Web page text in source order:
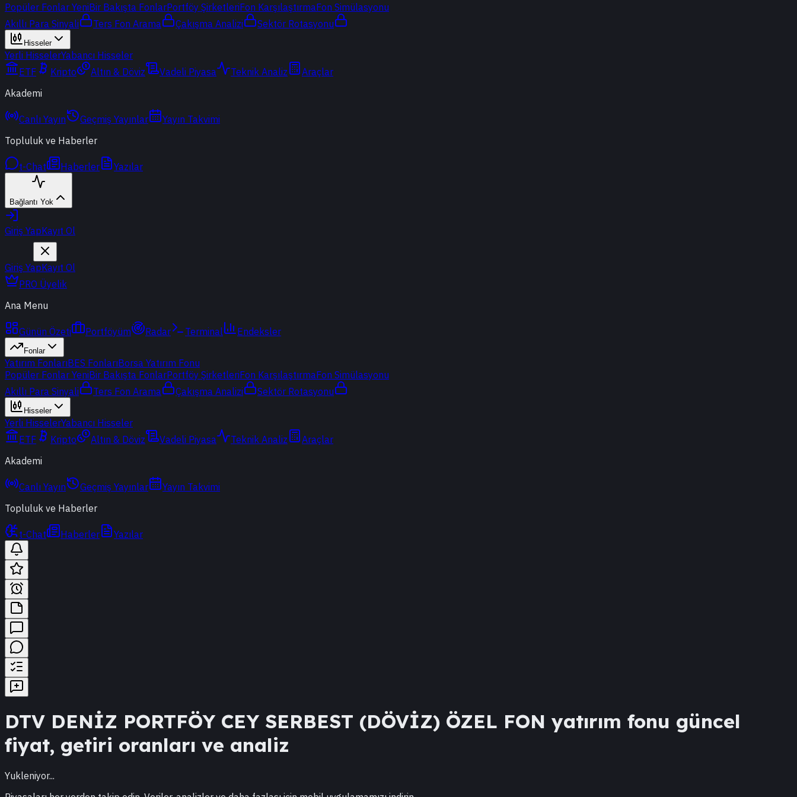
Popüler Fonlar YeniBir Bakışta FonlarPortföy ŞirketleriFon KarşılaştırmaFon Simülasyonu
Akıllı Para Sinyali
Ters Fon Arama Çakışma Analizi Sektör Rotasyonu
Hisseler
Yerli HisselerYabancı Hisseler
ETF
Kripto Altın & Döviz Vadeli Piyasa Teknik Analiz
Araçlar
Akademi
Canlı Yayın Geçmiş Yayınlar
Yayın Takvimi
Topluluk ve Haberler
t-Chat Haberler Yazılar
Bağlantı Yok
Giriş YapKayıt Ol
Giriş YapKayıt Ol
PRO Üyelik
Ana Menu
Günün Özeti Portföyüm Radar Terminal Endeksler
Fonlar
Yatırım FonlarıBES FonlarıBorsa Yatırım Fonu
Popüler Fonlar YeniBir Bakışta FonlarPortföy ŞirketleriFon KarşılaştırmaFon Simülasyonu
Akıllı Para Sinyali
Ters Fon Arama Çakışma Analizi Sektör Rotasyonu
Hisseler
Yerli HisselerYabancı Hisseler
ETF
Kripto Altın & Döviz Vadeli Piyasa Teknik Analiz
Araçlar
Akademi
Canlı Yayın Geçmiş Yayınlar
Yayın Takvimi
Topluluk ve Haberler
t-Chat Haberler Yazılar
DTV DENİZ PORTFÖY CEY SERBEST (DÖVİZ) ÖZEL FON yatırım fonu güncel
fiyat, getiri oranları ve analiz
Yukleniyor...